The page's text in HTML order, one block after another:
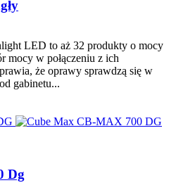
LED to aż 32 produkty o mocy
mocy w połączeniu z ich
że oprawy sprawdzą się w
gabinetu...
Dg